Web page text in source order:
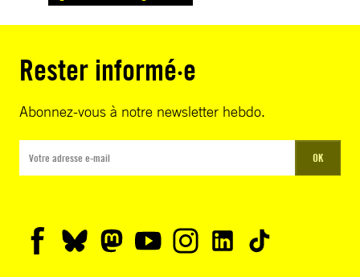
Rester informé·e
Abonnez-vous à notre newsletter hebdo.
OK